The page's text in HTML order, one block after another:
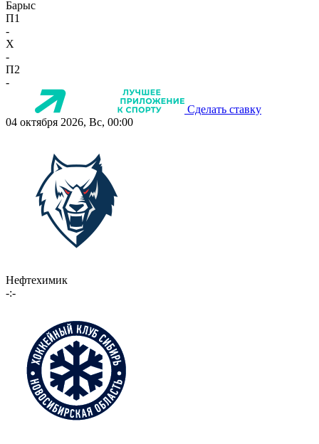
Барыс
П1
-
X
-
П2
-
Сделать ставку
04 октября 2026, Вс, 00:00
Нефтехимик
-:-